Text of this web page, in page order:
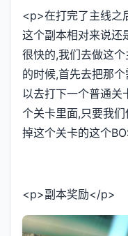
<p>在打完了主线之
这个副本相对来说还
很快的,我们去做这
的时候,首先去把那
以去打下一个普通关
个关卡里面,只要我
掉这个关卡的这个
<p>副本奖励</p>